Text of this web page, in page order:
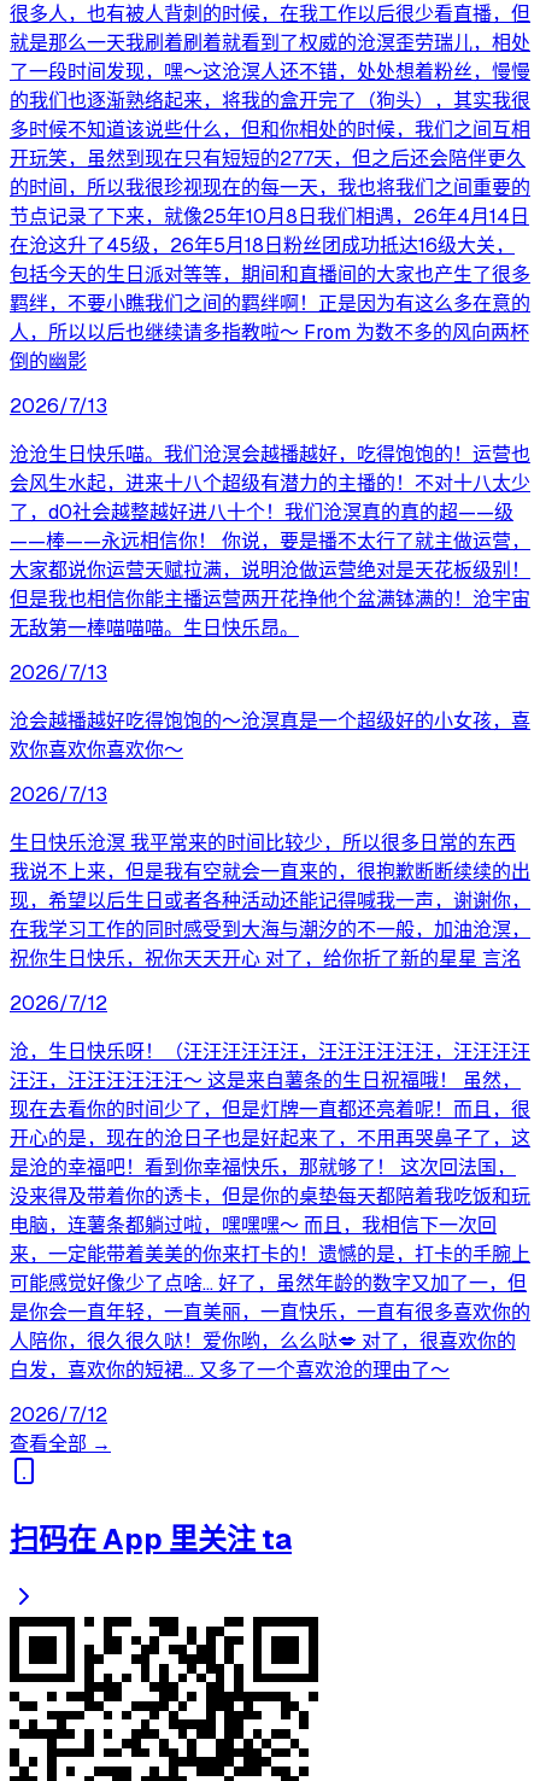
很多人，也有被人背刺的时候，在我工作以后很少看直播，但
就是那么一天我刷着刷着就看到了权威的沧溟歪劳瑞儿，相处
了一段时间发现，嘿～这沧溟人还不错，处处想着粉丝，慢慢
的我们也逐渐熟络起来，将我的盒开完了（狗头），其实我很
多时候不知道该说些什么，但和你相处的时候，我们之间互相
开玩笑，虽然到现在只有短短的277天，但之后还会陪伴更久
的时间，所以我很珍视现在的每一天，我也将我们之间重要的
节点记录了下来，就像25年10月8日我们相遇，26年4月14日
在沧这升了45级，26年5月18日粉丝团成功抵达16级大关，
包括今天的生日派对等等，期间和直播间的大家也产生了很多
羁绊，不要小瞧我们之间的羁绊啊！正是因为有这么多在意的
人，所以以后也继续请多指教啦～ From 为数不多的风向两杯
倒的幽影
2026/7/13
沧沧生日快乐喵。我们沧溟会越播越好，吃得饱饱的！运营也
会风生水起，进来十八个超级有潜力的主播的！不对十八太少
了，d0社会越整越好进八十个！我们沧溟真的真的超——级
——棒——永远相信你！ 你说，要是播不太行了就主做运营，
大家都说你运营天赋拉满，说明沧做运营绝对是天花板级别！
但是我也相信你能主播运营两开花挣他个盆满钵满的！沧宇宙
无敌第一棒喵喵喵。生日快乐昂。
2026/7/13
沧会越播越好吃得饱饱的～沧溟真是一个超级好的小女孩，喜
欢你喜欢你喜欢你～
2026/7/13
生日快乐沧溟 我平常来的时间比较少，所以很多日常的东西
我说不上来，但是我有空就会一直来的，很抱歉断断续续的出
现，希望以后生日或者各种活动还能记得喊我一声，谢谢你，
在我学习工作的同时感受到大海与潮汐的不一般，加油沧溟，
祝你生日快乐，祝你天天开心 对了，给你折了新的星星 言洺
2026/7/12
沧，生日快乐呀！（汪汪汪汪汪汪，汪汪汪汪汪汪，汪汪汪汪
汪汪，汪汪汪汪汪汪～ 这是来自薯条的生日祝福哦！ 虽然，
现在去看你的时间少了，但是灯牌一直都还亮着呢！而且，很
开心的是，现在的沧日子也是好起来了，不用再哭鼻子了，这
是沧的幸福吧！看到你幸福快乐，那就够了！ 这次回法国，
没来得及带着你的透卡，但是你的桌垫每天都陪着我吃饭和玩
电脑，连薯条都躺过啦，嘿嘿嘿～ 而且，我相信下一次回
来，一定能带着美美的你来打卡的！遗憾的是，打卡的手腕上
可能感觉好像少了点啥… 好了，虽然年龄的数字又加了一，但
是你会一直年轻，一直美丽，一直快乐，一直有很多喜欢你的
人陪你，很久很久哒！爱你哟，么么哒💋 对了，很喜欢你的
白发，喜欢你的短裙… 又多了一个喜欢沧的理由了～
2026/7/12
查看全部 →
扫码在 App 里关注 ta